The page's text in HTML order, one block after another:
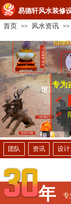
易德轩风水装
首页 >> 风水资讯 >>
专为
团队 资讯 设计
年 专